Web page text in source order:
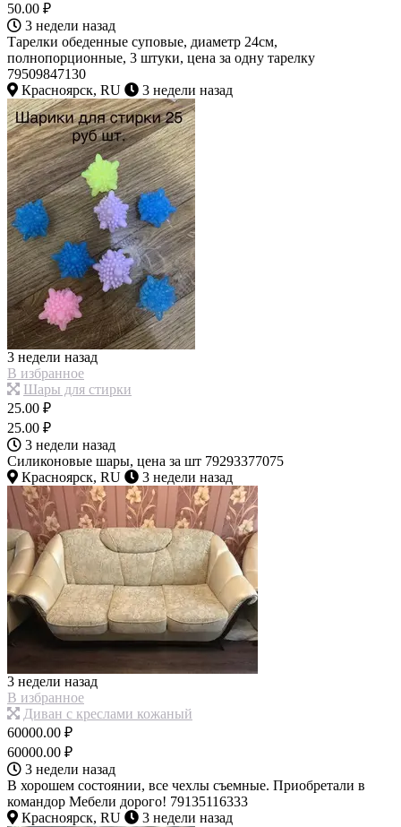
50.00 ₽
3 недели назад
Тарелки обеденные суповые, диаметр 24см,
полнопорционные, 3 штуки, цена за одну тарелку
79509847130
Красноярск, RU
3 недели назад
3 недели назад
В избранное
Шары для стирки
25.00 ₽
25.00 ₽
3 недели назад
Силиконовые шары, цена за шт 79293377075
Красноярск, RU
3 недели назад
3 недели назад
В избранное
Диван с креслами кожаный
60000.00 ₽
60000.00 ₽
3 недели назад
В хорошем состоянии, все чехлы съемные. Приобретали в
командор Мебели дорого! 79135116333
Красноярск, RU
3 недели назад